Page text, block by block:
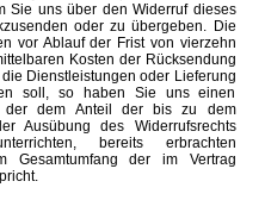
Sie uns über den Widerruf dieses
oder zu übergeben. Die
vor Ablauf der Frist von vierzehn
Kosten der Rücksendung
Dienstleistungen oder Lieferung
soll, so haben Sie uns einen
der dem Anteil der bis zu dem
Ausübung des Widerrufsrechts
bereits erbrachten
Gesamtumfang der im Vertrag